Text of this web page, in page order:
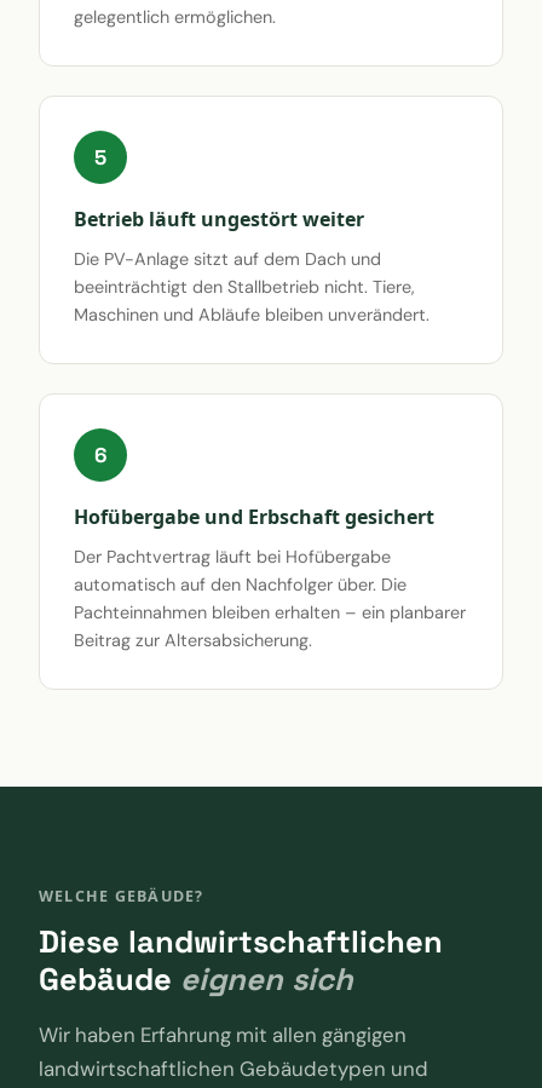
gelegentlich ermöglichen.
5
Betrieb läuft ungestört weiter
Die PV-Anlage sitzt auf dem Dach und
beeinträchtigt den Stallbetrieb nicht. Tiere,
Maschinen und Abläufe bleiben unverändert.
6
Hofübergabe und Erbschaft gesichert
Der Pachtvertrag läuft bei Hofübergabe
automatisch auf den Nachfolger über. Die
Pachteinnahmen bleiben erhalten – ein planbarer
Beitrag zur Altersabsicherung.
WELCHE GEBÄUDE?
Diese landwirtschaftlichen
Gebäude eignen sich
Wir haben Erfahrung mit allen gängigen
landwirtschaftlichen Gebäudetypen und